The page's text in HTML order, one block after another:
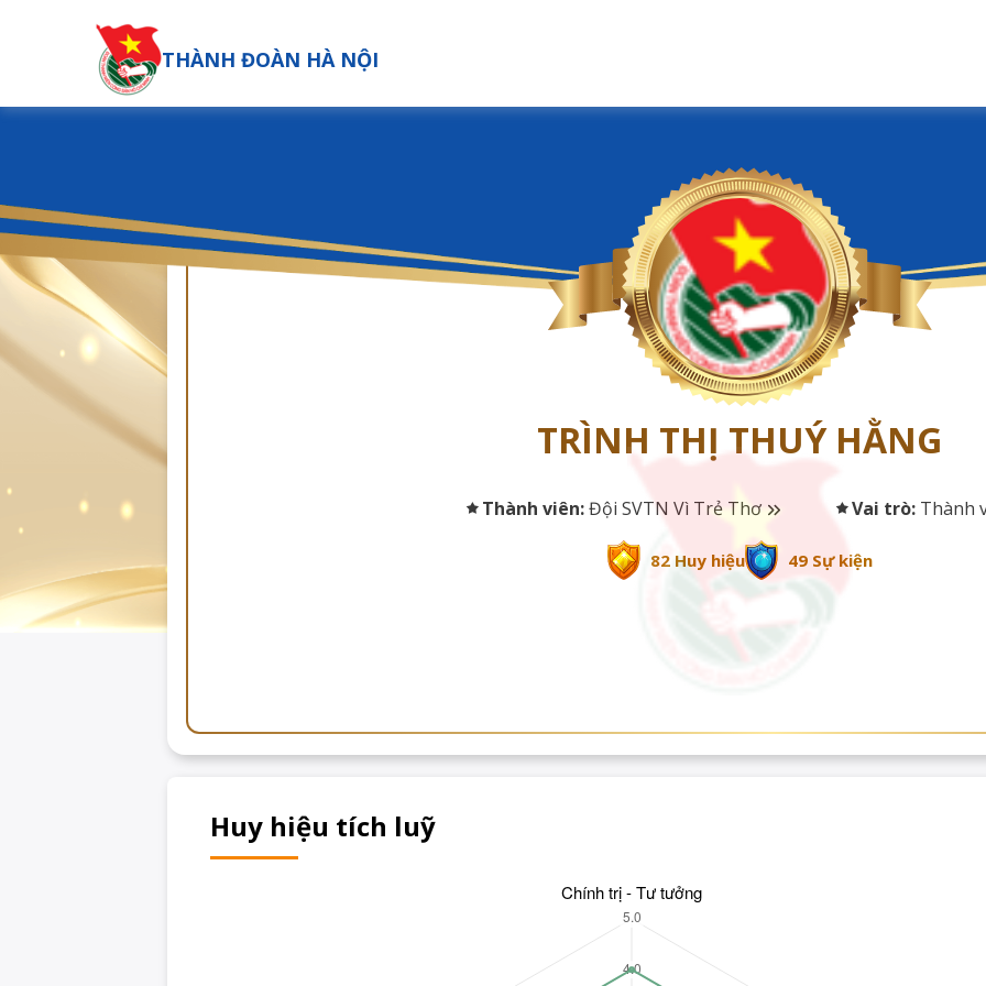
THÀNH ĐOÀN HÀ NỘI
TRÌNH THỊ THUÝ HẰNG
Thành viên:Đội SVTN Vì Trẻ Thơ Vai trò: Thành
82 Huy hiệu 49 Sự kiện
Huy hiệu tích luỹ